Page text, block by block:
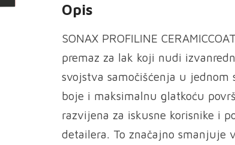
količina
Opis
SONAX PROFILINE
premaz za lak koji nudi
svojstva samočišćenja u
boje i maksimalnu glatkoću
razvijena za iskusne korisnike i
detailera. To značajno smanjuje